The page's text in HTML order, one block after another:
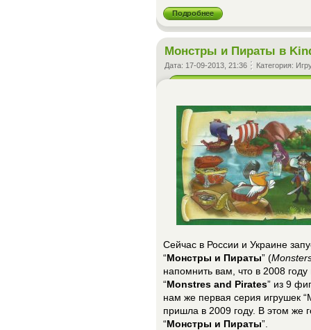
Подробнее
Монстры и Пираты в
Дата: 17-09-2013, 21:36 Категория:
Сейчас в России и Украине
“Монстры и Пираты” (
напомнить вам, что в 2008
“Monstres and Pirates” из 9
нам же первая серия игрушек
пришла в 2009 году. В этом же
“Монстры и Пираты”.